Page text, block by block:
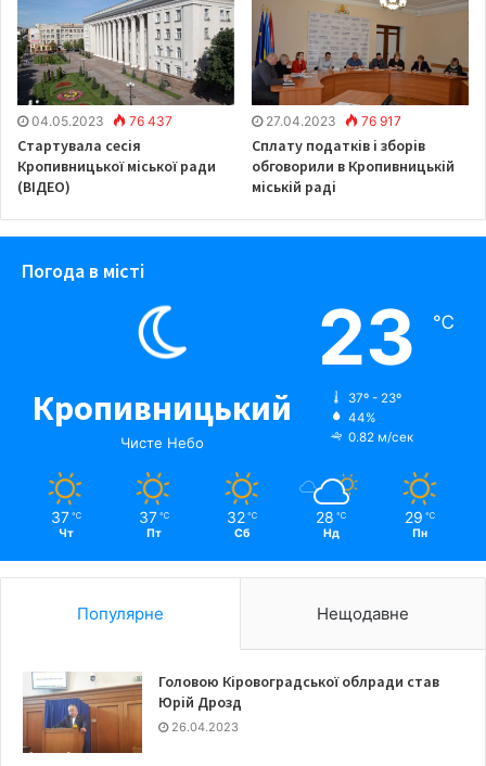
04.05.2023 76 437
Стартувала сесія
Кропивницької міської ради
(ВІДЕО)
27.04.2023 76 917
Сплату податків і зборів
обговорили в Кропивницькій
міській раді
Погода в місті
Кропивницький
Чисте Небо
23 ℃
37º - 23º
44%
0.82 м/сек
37 ℃
Чт
37 ℃
Пт
32 ℃
Сб
28 ℃
Нд
29 ℃
Пн
Популярне Нещодавне
Головою Кіровоградської облради став
Юрій Дрозд
26.04.2023